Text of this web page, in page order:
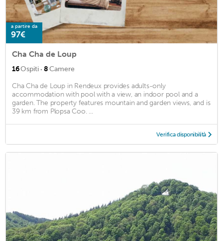
a partire da
97€
Cha Cha de Loup
16Ospiti · 8Camere
Cha Cha de Loup in Rendeux provides adults-only
accommodation with pool with a view, an indoor pool and a
garden. The property features mountain and garden views, and is
39 km from Plopsa Coo. ...
Verifica disponibilità